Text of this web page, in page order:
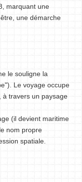
marquant une
une démarche
le souligne la
Le voyage occupe
à travers un paysage
(il devient maritime
nom propre
spatiale.